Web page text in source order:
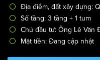
Địa điểm, đất xây dựng:
Số tầng: 3 tầng + 1 tum
Chủ đầu tư: Ông Lê Văn
Mặt tiền: Đang cập nhật